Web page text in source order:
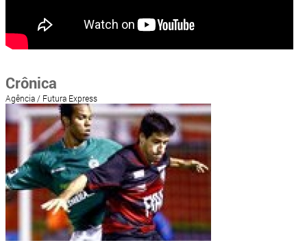
Crônica
Agência / Futura Express